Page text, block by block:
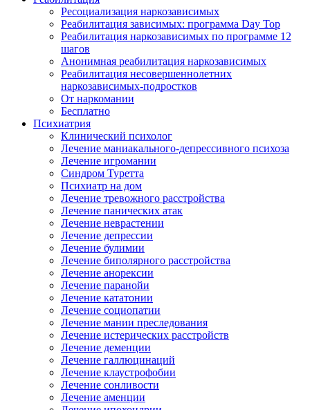
Ресоциализация наркозависимых
Реабилитация зависимых: программа Day Top
Реабилитация наркозависимых по программе 12
шагов
Анонимная реабилитация наркозависимых
Реабилитация несовершеннолетних
наркозависимых-подростков
От наркомании
Бесплатно
Психиатрия
Клинический психолог
Лечение маниакального-депрессивного психоза
Лечение игромании
Синдром Туретта
Психиатр на дом
Лечение тревожного расстройства
Лечение панических атак
Лечение неврастении
Лечение депрессии
Лечение булимии
Лечение биполярного расстройства
Лечение анорексии
Лечение паранойи
Лечение кататонии
Лечение социопатии
Лечение мании преследования
Лечение истерических расстройств
Лечение деменции
Лечение галлюцинаций
Лечение клаустрофобии
Лечение сонливости
Лечение аменции